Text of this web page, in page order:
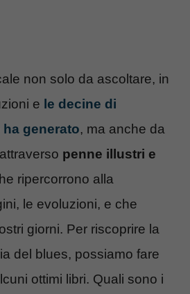
non solo da ascoltare, in
e le decine di
generato, ma anche da
penne illustri e
ripercorrono alla
le evoluzioni, e che
giorni. Per riscoprire la
del blues, possiamo fare
ottimi libri. Quali sono i